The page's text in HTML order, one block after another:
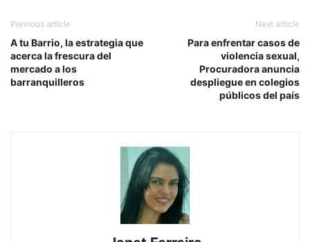
Previous article
A tu Barrio, la estrategia que
acerca la frescura del
mercado a los
barranquilleros
Next article
Para enfrentar casos de
violencia sexual,
Procuradora anuncia
despliegue en colegios
públicos del país